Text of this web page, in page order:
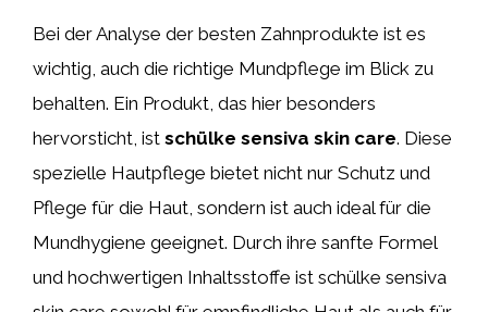
Bei der Analyse der besten Zahnprodukte ist es
wichtig, auch die richtige Mundpflege im Blick zu
behalten. Ein Produkt, das hier besonders
hervorsticht, ist schülke sensiva skin care. Diese
spezielle Hautpflege bietet nicht nur Schutz und
Pflege für die Haut, sondern ist auch ideal für die
Mundhygiene geeignet. Durch ihre sanfte Formel
und hochwertigen Inhaltsstoffe ist schülke sensiva